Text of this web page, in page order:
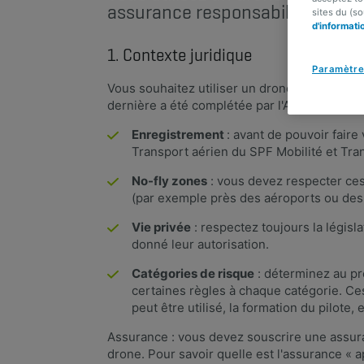
assurance responsabilité civile
1. Contexte juridique
V​​ous souhaitez utiliser un drone ?
dernière a été complétée par l'Arrêté royal
Enregistrement : avant de pouvoir
Transport aérien du SPF Mobilité et
No-fly zones : vous devez respecter
(par exemple près des aéroports ou
Vie privée : respectez toujours la
donné leur autorisation.
Catégories de risque : déterminez au
certaines règles à chaque catégorie.
peut être utilisé, la formation du pilote,
Assurance : vous devez souscrire une
drone. Pour savoir quelle est l'assurance «
sites du